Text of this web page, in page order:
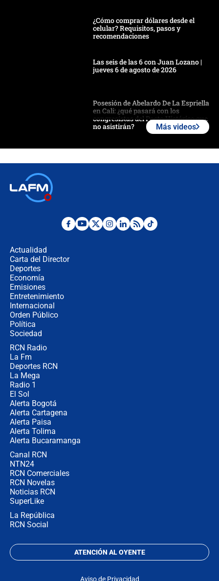
¿Cómo comprar dólares desde el
celular? Requisitos, pasos y
recomendaciones
Las seis de las 6 con Juan Lozano |
jueves 6 de agosto de 2026
Posesión de Abelardo De La Espriella
en Cali: ¿qué pasará con los
congresistas del Pacto Histórico que
no asistirán?
¿Por qué De la Espriella gobernará
Más videos
Actualidad
Carta del Director
Deportes
Economía
Emisiones
Entretenimiento
Internacional
Orden Público
Política
Sociedad
RCN Radio
La Fm
Deportes RCN
La Mega
Radio 1
El Sol
Alerta Bogotá
Alerta Cartagena
Alerta Paisa
Alerta Tolima
Alerta Bucaramanga
Canal RCN
NTN24
RCN Comerciales
RCN Novelas
Noticias RCN
SuperLike
La República
RCN Social
ATENCIÓN AL OYENTE
Aviso de Privacidad